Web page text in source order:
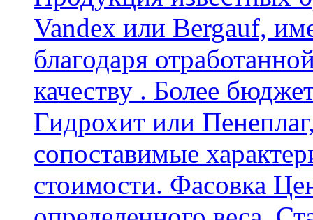
Vandex или Bergauf,
благодаря
качеству . Более
Гидрохит или
сопоставимые
стоимости. Фасовка